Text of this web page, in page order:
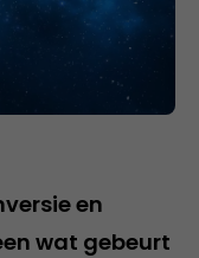
en
wat gebeurt